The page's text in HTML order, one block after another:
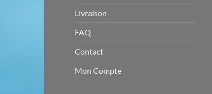
Livraison
FAQ
Contact
Mon Compte